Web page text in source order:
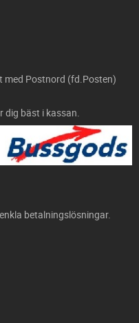
med Postnord (fd.Posten)
bäst i kassan.
betalningslösningar.